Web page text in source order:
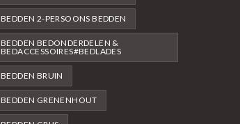
BEDDEN 2-PERSOONS BEDDEN
BEDDEN BEDONDERDELEN &
BEDACCESSOIRES#BEDLADES
BEDDEN BRUIN
BEDDEN GRENENHOUT